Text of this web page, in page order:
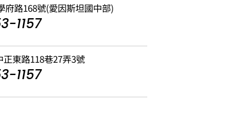
府路168號(愛因斯坦國中部)
1157
東路118巷27弄3號
1157